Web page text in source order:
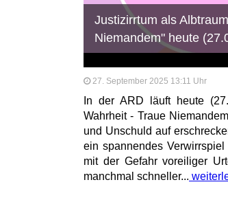
Justizirrtum als
Niemandem" heute
27. September 2025 13:11 Uhr
In der ARD läuft heute
Wahrheit - Traue
und Unschuld auf
ein spannendes
mit der Gefahr voreiliger
manchmal schneller...